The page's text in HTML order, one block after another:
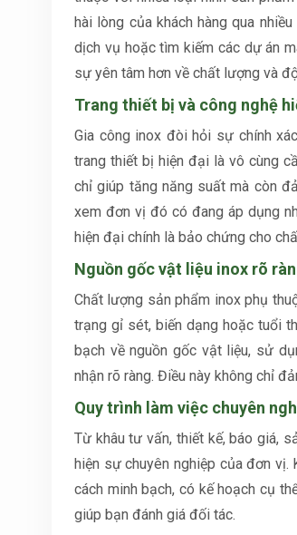
hài lòng của khách hàng qua
dịch vụ hoặc tìm kiếm các dự án
sự yên tâm hơn về chất lượng và
Trang thiết bị và công nghệ
Gia công inox đòi hỏi sự chính
trang thiết bị hiện đại là vô cùng
chỉ giúp tăng năng suất mà còn
xem đơn vị đó có đang áp dụng
hiện đại chính là bảo chứng cho
Nguồn gốc vật liệu inox rõ
Chất lượng sản phẩm inox phụ
trạng gỉ sét, biến dạng hoặc tuổi
bạch về nguồn gốc vật liệu, sử
nhận rõ ràng. Điều này không chỉ
Quy trình làm việc chuyên
Từ khâu tư vấn, thiết kế, báo giá,
hiện sự chuyên nghiệp của đơn
cách minh bạch, có kế hoạch cụ
giúp bạn đánh giá đối tác.